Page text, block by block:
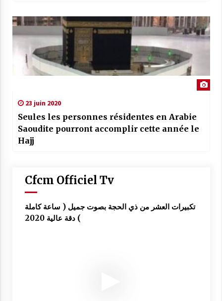
23 juin 2020
Seules les personnes résidentes en Arabie
Saoudite pourront accomplir cette année le
Hajj
Cfcm Officiel Tv
تكبيرات العشر من ذي الحجة بصوت جميل ( ساعة كاملة
) دقة عالية 2020